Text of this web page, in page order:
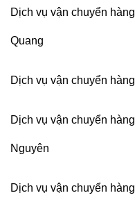
Dịch vụ vận chuyển
Quang
Dịch vụ vận chuyển
Dịch vụ vận chuyển
Nguyên
Dịch vụ vận chuyển